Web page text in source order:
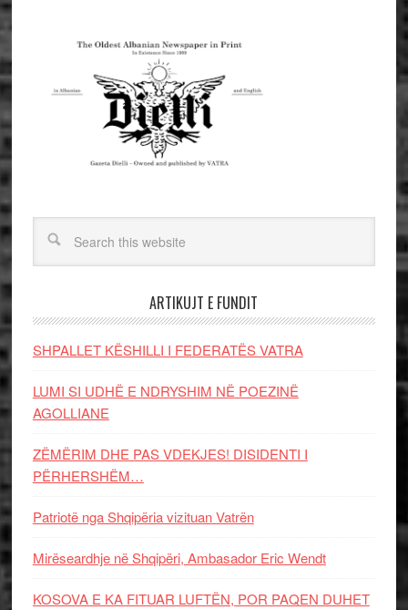
ARTIKUJT E FUNDIT
SHPALLET KËSHILLI I FEDERATËS VATRA
LUMI SI UDHË E NDRYSHIM NË POEZINË
AGOLLIANE
ZËMËRIM DHE PAS VDEKJES! DISIDENTI I
PËRHERSHËM…
Patriotë nga Shqipëria vizituan Vatrën
Mirëseardhje në Shqipëri, Ambasador Eric Wendt
KOSOVA E KA FITUAR LUFTËN, POR PAQEN DUHET